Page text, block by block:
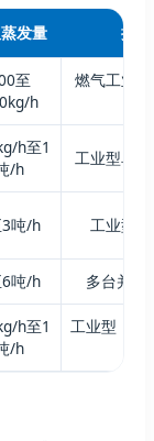
发量 推
至
h
燃气工业
h至1
/h
工业型单
吨/h 工业型
吨/h 多台并联
h至1
/h
工业型，蒸